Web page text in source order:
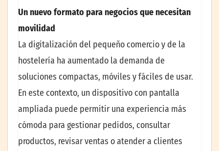
Un nuevo formato para negocios que necesitan
movilidad
La digitalización del pequeño comercio y de la
hostelería ha aumentado la demanda de
soluciones compactas, móviles y fáciles de usar.
En este contexto, un dispositivo con pantalla
ampliada puede permitir una experiencia más
cómoda para gestionar pedidos, consultar
productos, revisar ventas o atender a clientes